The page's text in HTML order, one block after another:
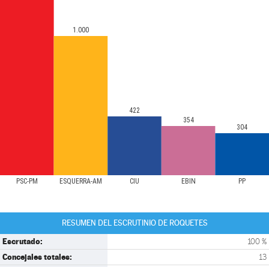
PSC-PM ESQUERRA-AM CIU EBIN PP
1.000
422
354
304
RESUMEN DEL ESCRUTINIO DE ROQUETES
Escrutado: 100 %
Concejales totales: 13